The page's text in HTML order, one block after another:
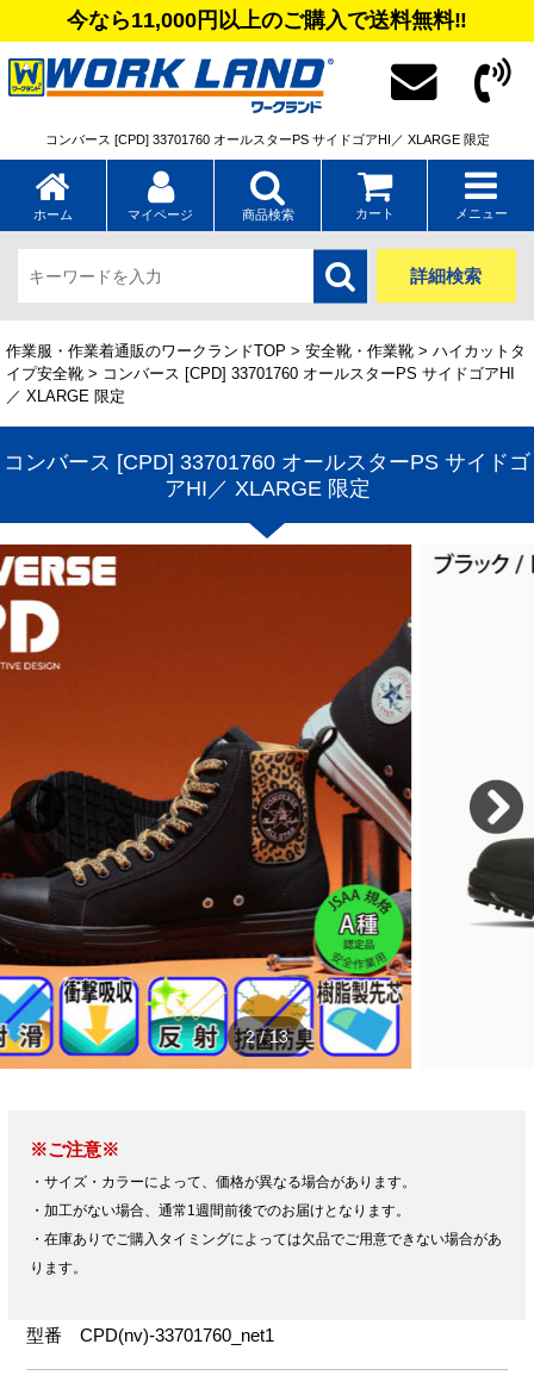
今なら11,000円以上のご購入で送料無料‼
コンバース [CPD] 33701760 オールスターPS サイドゴアHI／ XLARGE 限定
ホーム マイページ 商品検索 カート メニュー
詳細検索
作業服・作業着通販のワークランドTOP > 安全靴・作業靴 > ハイカットタ
イプ安全靴 > コンバース [CPD] 33701760 オールスターPS サイドゴアHI
／ XLARGE 限定
コンバース [CPD] 33701760 オールスターPS サイドゴ
アHI／ XLARGE 限定
2/13
※ご注意※
・サイズ・カラーによって、価格が異なる場合があります。
・加工がない場合、通常1週間前後でのお届けとなります。
・在庫ありでご購入タイミングによっては欠品でご用意できない場合があ
ります。
型番CPD(nv)-33701760_net1